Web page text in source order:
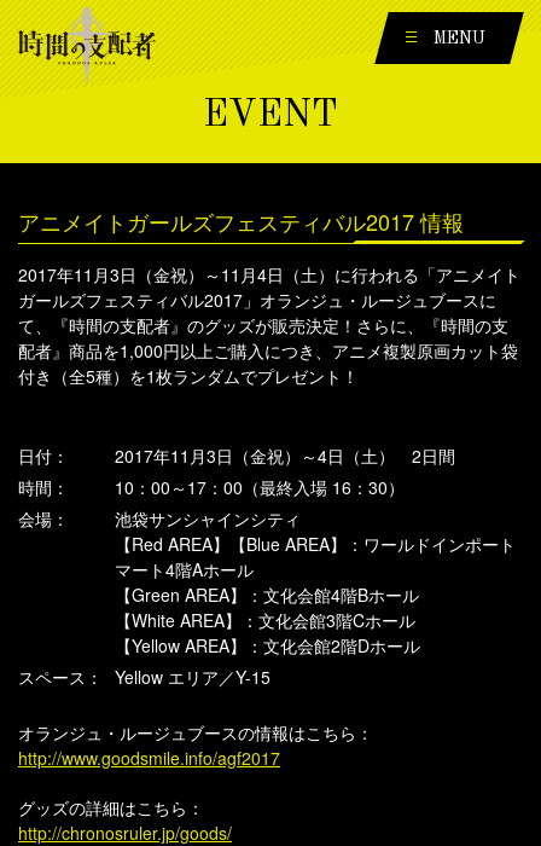
MENU
EVENT
アニメイトガールズフェスティバル2017 情報
2017年11月3日（金祝）～11月4日（土）に行われる「アニメイト
ガールズフェスティバル2017」オランジュ・ルージュブースに
て、『時間の支配者』のグッズが販売決定！さらに、『時間の支
配者』商品を1,000円以上ご購入につき、アニメ複製原画カット袋
付き（全5種）を1枚ランダムでプレゼント！
日付：
2017年11月3日（金祝）～4日（土） 2日間
時間：
10：00～17：00（最終入場 16：30）
会場：
池袋サンシャインシティ
【Red AREA】【Blue AREA】：ワールドインポート
マート4階Aホール
【Green AREA】：文化会館4階Bホール
【White AREA】：文化会館3階Cホール
【Yellow AREA】：文化会館2階Dホール
スペース：
Yellow エリア／Y-15
オランジュ・ルージュブースの情報はこちら：
http://www.goodsmile.info/agf2017
グッズの詳細はこちら：
http://chronosruler.jp/goods/